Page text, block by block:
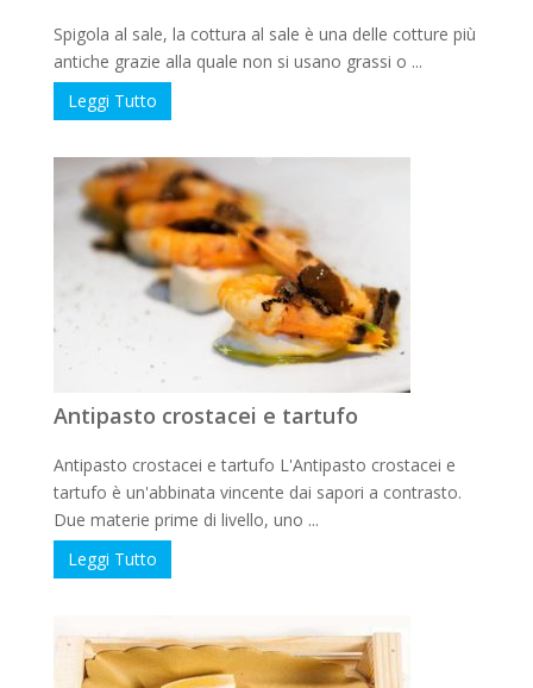
Spigola al sale, la cottura al sale è una delle cotture più
antiche grazie alla quale non si usano grassi o ...
Leggi Tutto
Antipasto crostacei e tartufo
Antipasto crostacei e tartufo L'Antipasto crostacei e
tartufo è un'abbinata vincente dai sapori a contrasto.
Due materie prime di livello, uno ...
Leggi Tutto